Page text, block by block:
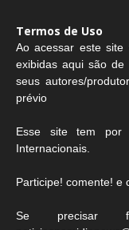
Termos de Uso
Ao acessar este site
exibidas aqui são de
seus autores/
prévio
Esse site tem por
Internacionais.
Participe! comente! e
Se precisar